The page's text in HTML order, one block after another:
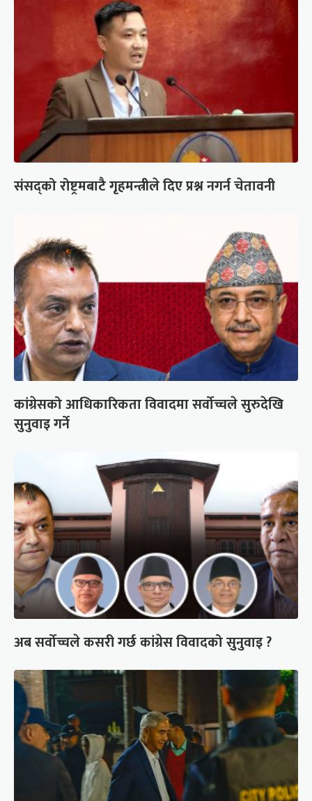
संसद्को रोष्ट्रमबाटै गृहमन्त्रीले दिए प्रश्न नगर्न चेतावनी
कांग्रेसको आधिकारिकता विवादमा सर्वोच्चले सुरुदेखि
सुनुवाइ गर्ने
अब सर्वोच्चले कसरी गर्छ कांग्रेस विवादको सुनुवाइ ?